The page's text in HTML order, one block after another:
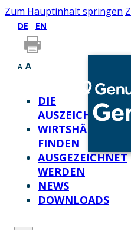
Zum Hauptinhalt springen
DE EN
A A
DIE
AUSZEICHNUNG
WIRTSHÄUSER
FINDEN
AUSGEZEICHNET
WERDEN
NEWS
DOWNLOADS